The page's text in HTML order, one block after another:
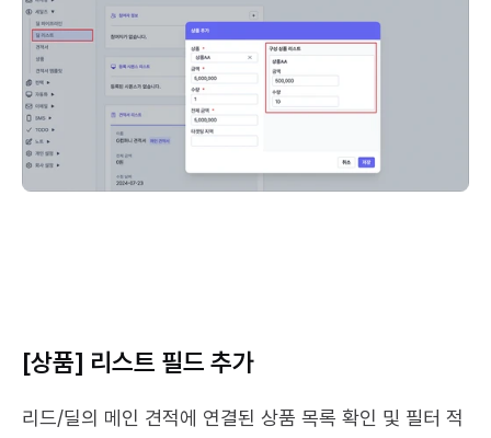
[상품] 리스트 필드 추가
리드/딜의 메인 견적에 연결된 상품 목록 확인 및 필터 적